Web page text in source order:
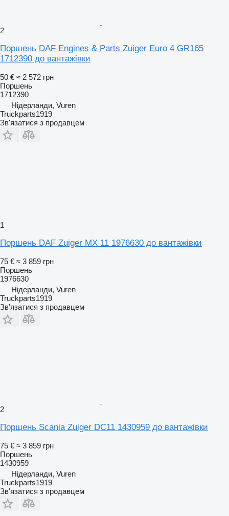
2
Поршень DAF Engines & Parts Zuiger Euro 4 GR165
1712390 до вантажівки
50 € ≈ 2 572 грн
Поршень
1712390
Нідерланди, Vuren
Truckparts1919
Зв'язатися з продавцем
1
Поршень DAF Zuiger MX 11 1976630 до вантажівки
75 € ≈ 3 859 грн
Поршень
1976630
Нідерланди, Vuren
Truckparts1919
Зв'язатися з продавцем
2
Поршень Scania Zuiger DC11 1430959 до вантажівки
75 € ≈ 3 859 грн
Поршень
1430959
Нідерланди, Vuren
Truckparts1919
Зв'язатися з продавцем